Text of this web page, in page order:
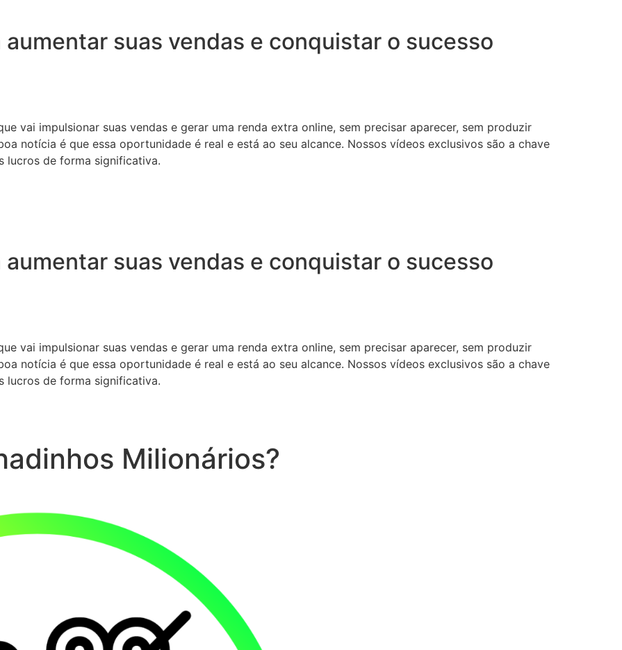
suas vendas e conquistar o sucesso
vai impulsionar suas vendas e gerar uma renda extra online, sem precisar aparecer, sem produzir
notícia é que essa oportunidade é real e está ao seu alcance. Nossos vídeos exclusivos são a chave
lucros de forma significativa.
suas vendas e conquistar o sucesso
vai impulsionar suas vendas e gerar uma renda extra online, sem precisar aparecer, sem produzir
notícia é que essa oportunidade é real e está ao seu alcance. Nossos vídeos exclusivos são a chave
lucros de forma significativa.
Milionários?